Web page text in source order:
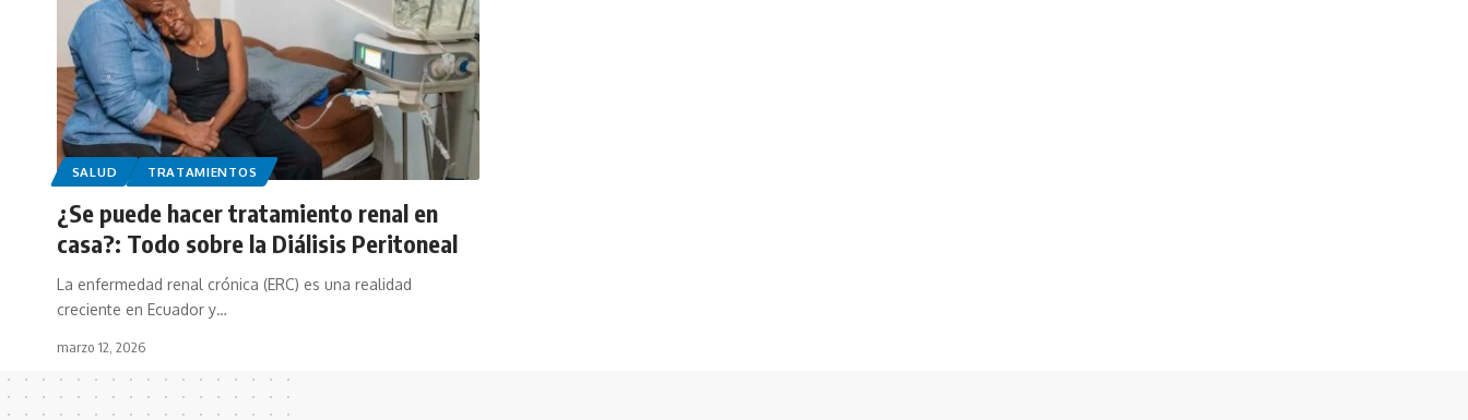
SALUD TRATAMIENTOS
¿Se puede hacer tratamiento renal en
casa?: Todo sobre la Diálisis Peritoneal
La enfermedad renal crónica (ERC) es una realidad
creciente en Ecuador y…
marzo 12, 2026